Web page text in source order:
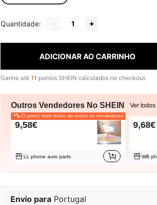
Quantidade:
ADICIONAR AO CARRINHO
Ganhe até 11 pontos SHEIN calculados no checkout.
Outros Vendedores No SHEIN
O preço mais baixo de todos os vendedores
9,58€
LL phone auto parts
9,68€
WB
Envio para Portugal